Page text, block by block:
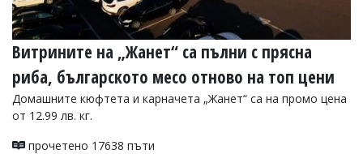
Витрините на „Жанет“ са пълни с прясна
риба, българското месо отново на топ цени
Домашните кюфтета и карначета „Жанет“ са на промо цена
от 12.99 лв. кг.
прочетено 17638 пъти